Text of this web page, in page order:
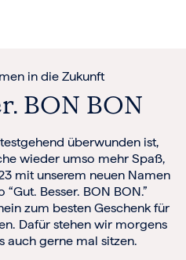
in die Zukunft
BON BON
überwunden ist,
wieder umso mehr Spaß,
mit unserem neuen Namen
Besser. BON BON.”
zum besten Geschenk für
Dafür stehen wir morgens
auch gerne mal sitzen.